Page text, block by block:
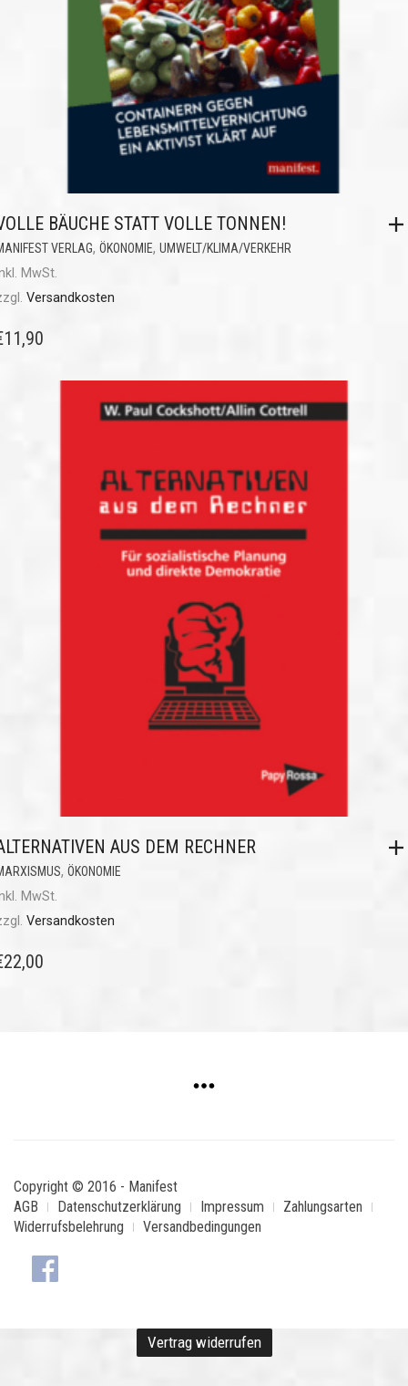
BÄUCHE STATT VOLLE TONNEN!
VERLAG, ÖKONOMIE, UMWELT/KLIMA/VERKEHR
MwSt.
Versandkosten
11,90
AUS DEM RECHNER
, ÖKONOMIE
MwSt.
Versandkosten
22,00
Copyright © 2016 - Manifest
AGB
Datenschutzerklärung Impressum
Zahlungsarten
Widerrufsbelehrung
Versandbedingungen
Vertrag widerrufen